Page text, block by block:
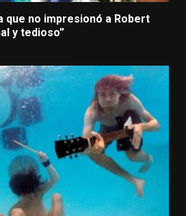
que no impresionó a Robert
y tedioso”